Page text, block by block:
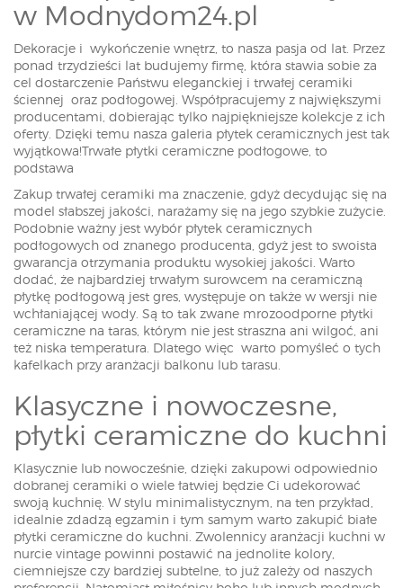
w Modnydom24.pl
Dekoracje i wykończenie wnętrz, to nasza pasja od lat. Przez
ponad trzydzieści lat budujemy firmę, która stawia sobie za
cel dostarczenie Państwu eleganckiej i trwałej ceramiki
ściennej oraz podłogowej. Współpracujemy z największymi
producentami, dobierając tylko najpiękniejsze kolekcje z ich
oferty. Dzięki temu nasza galeria płytek ceramicznych jest tak
wyjątkowa!Trwałe płytki ceramiczne podłogowe, to
podstawa
Zakup trwałej ceramiki ma znaczenie, gdyż decydując się na
model słabszej jakości, narażamy się na jego szybkie zużycie.
Podobnie ważny jest wybór płytek ceramicznych
podłogowych od znanego producenta, gdyż jest to swoista
gwarancja otrzymania produktu wysokiej jakości. Warto
dodać, że najbardziej trwałym surowcem na ceramiczną
płytkę podłogową jest gres, występuje on także w wersji nie
wchłaniającej wody. Są to tak zwane mrozoodporne płytki
ceramiczne na taras, którym nie jest straszna ani wilgoć, ani
też niska temperatura. Dlatego więc warto pomyśleć o tych
kafelkach przy aranżacji balkonu lub tarasu.
Klasyczne i nowoczesne,
płytki ceramiczne do kuchni
Klasycznie lub nowocześnie, dzięki zakupowi odpowiednio
dobranej ceramiki o wiele łatwiej będzie Ci udekorować
swoją kuchnię. W stylu minimalistycznym, na ten przykład,
idealnie zdadzą egzamin i tym samym warto zakupić białe
płytki ceramiczne do kuchni. Zwolennicy aranżacji kuchni w
nurcie vintage powinni postawić na jednolite kolory,
ciemniejsze czy bardziej subtelne, to już zależy od naszych